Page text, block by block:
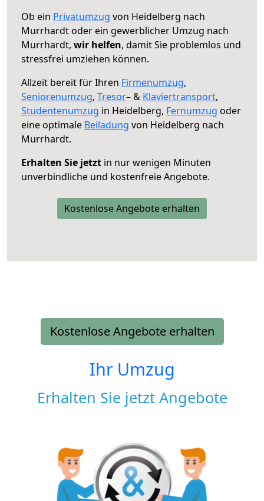
Ob ein Privatumzug von Heidelberg nach
Murrhardt oder ein gewerblicher Umzug nach
Murrhardt, wir helfen, damit Sie problemlos und
stressfrei umziehen können.
Allzeit bereit für Ihren Firmenumzug,
Seniorenumzug, Tresor– & Klaviertransport,
Studentenumzug in Heidelberg, Fernumzug oder
eine optimale Beiladung von Heidelberg nach
Murrhardt.
Erhalten Sie jetzt in nur wenigen Minuten
unverbindliche und kostenfreie Angebote.
Kostenlose Angebote erhalten
Kostenlose Angebote erhalten
Ihr Umzug
Erhalten Sie jetzt Angebote